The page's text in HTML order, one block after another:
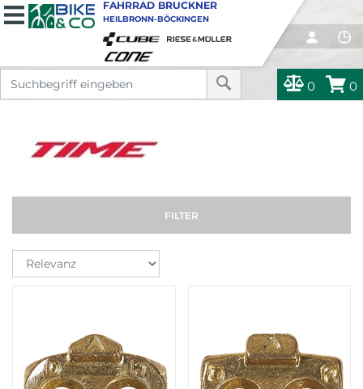
0 0
FAHRRAD BRUCKNER
HEILBRONN-BÖCKINGEN
FILTER